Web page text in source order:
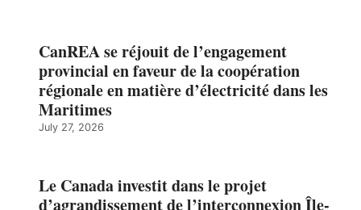
CanREA se réjouit de l’engagement
provincial en faveur de la coopération
régionale en matière d’électricité dans les
Maritimes
July 27, 2026
Le Canada investit dans le projet
d’agrandissement de l’interconnexion Île-